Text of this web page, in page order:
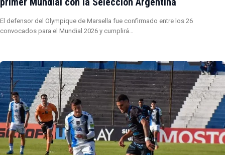
El defensor del Olympique de Marsella fue confirmado entre los 26
convocados para el Mundial 2026 y cumplirá…